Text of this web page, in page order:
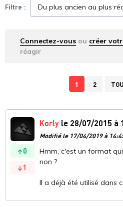
Filtre :
Connectez-vous ou créer
réagir
1 2
0
1
Korly le 28/07/2015 à
Modifié le 17/04/2019 à
Hmm, c'est un format
non ?
Il a déjà été utilisé dans